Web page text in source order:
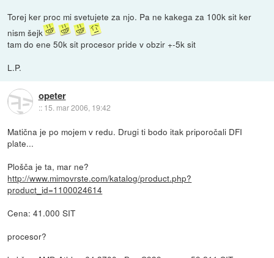
Torej ker proc mi svetujete za njo. Pa ne kakega za 100k sit ker
nism šejk
tam do ene 50k sit procesor pride v obzir +-5k sit
L.P.
opeter
:: 15. mar 2006, 19:42
Matična je po mojem v redu. Drugi ti bodo itak priporočali DFI
plate...
Plošča je ta, mar ne?
http://www.mimovrste.com/katalog/product.php?
product_id=1100024614
Cena: 41.000 SIT
procesor?